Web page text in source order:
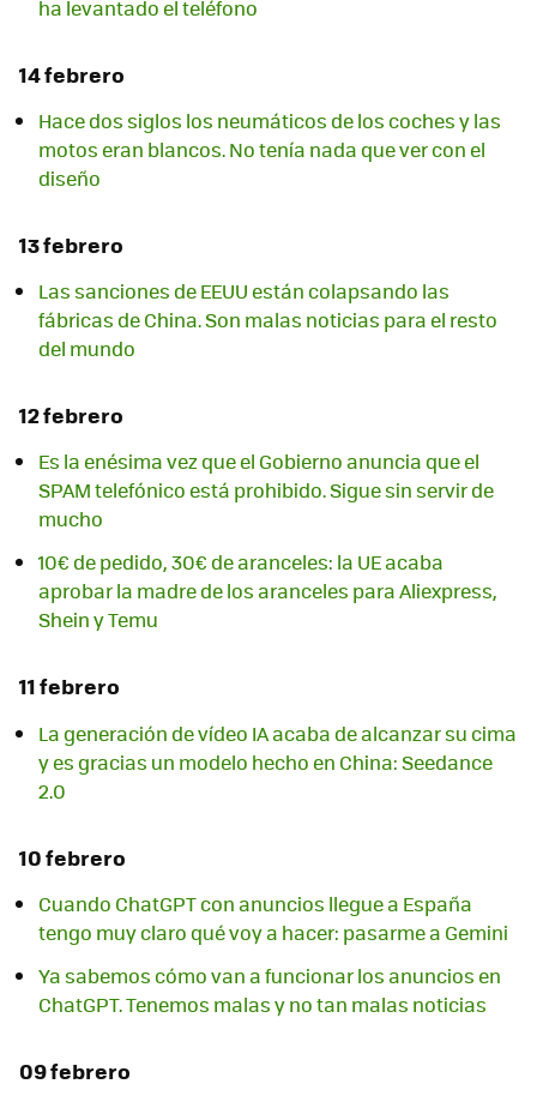
ha levantado el teléfono
14 febrero
Hace dos siglos los neumáticos de los coches y las
motos eran blancos. No tenía nada que ver con el
diseño
13 febrero
Las sanciones de EEUU están colapsando las
fábricas de China. Son malas noticias para el resto
del mundo
12 febrero
Es la enésima vez que el Gobierno anuncia que el
SPAM telefónico está prohibido. Sigue sin servir de
mucho
10€ de pedido, 30€ de aranceles: la UE acaba
aprobar la madre de los aranceles para Aliexpress,
Shein y Temu
11 febrero
La generación de vídeo IA acaba de alcanzar su cima
y es gracias un modelo hecho en China: Seedance
2.0
10 febrero
Cuando ChatGPT con anuncios llegue a España
tengo muy claro qué voy a hacer: pasarme a Gemini
Ya sabemos cómo van a funcionar los anuncios en
ChatGPT. Tenemos malas y no tan malas noticias
09 febrero